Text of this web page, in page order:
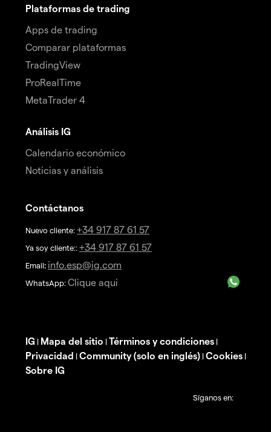
Plataformas de trading
Apps de trading
Comparar plataformas
TradingView
ProRealTime
MetaTrader 4
Análisis IG
Calendario económico
Noticias y análisis
Contáctanos
Nuevo cliente: +34 917 87 61 57
Ya soy cliente:: +34 917 87 61 57
Email: info.esp@ig.com
WhatsApp: Clique aqui
IG | Mapa del sitio | Términos y condiciones |
Privacidad | Community (solo en inglés) | Cookies |
Sobre IG
Síganos en: